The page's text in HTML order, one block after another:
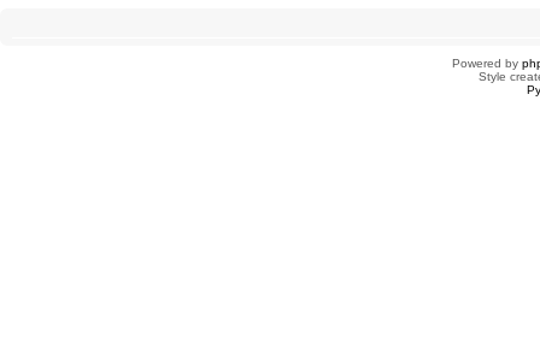
Powered by
Style